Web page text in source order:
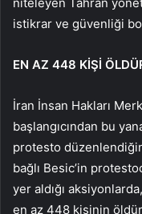
istikrar ve güvenliği
EN AZ 448 KİŞİ
İran İnsan Hakları
başlangıcından bu
protesto düzenlendiğini
bağlı Besic’in
yer aldığı
en az 448 kişinin